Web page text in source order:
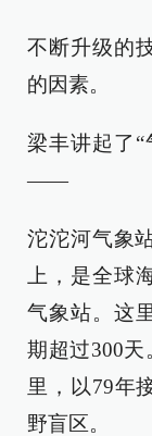
不断升级的
的因素。
梁丰讲起了
——
沱沱河气象
上，是全球
气象站。这
期超过300天
里，以79年
野盲区。